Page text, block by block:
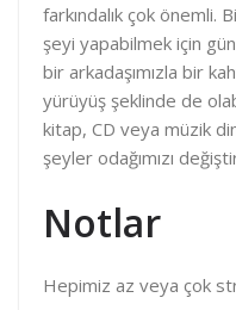
farkındalık çok önemli.
şeyi yapabilmek için
bir arkadaşımızla bir
yürüyüş şeklinde de
kitap, CD veya müzik
şeyler odağımızı
Notlar
Hepimiz az veya çok